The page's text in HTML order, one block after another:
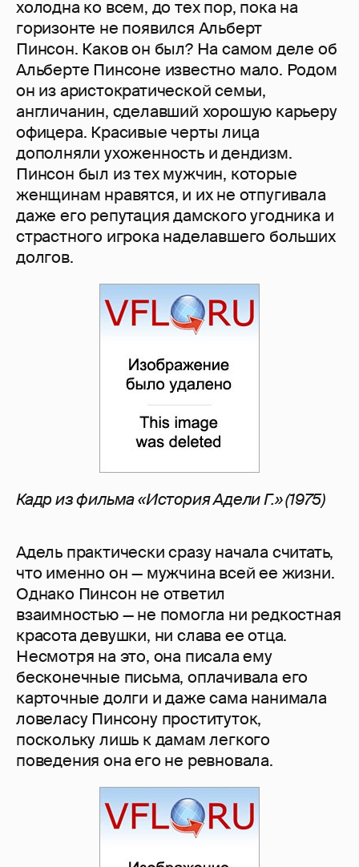
холодна ко всем, до тех пор, пока на
горизонте не появился Альберт
Пинсон. Каков он был? На самом деле об
Альберте Пинсоне известно мало. Родом
он из аристократической семьи,
англичанин, сделавший хорошую карьеру
офицера. Красивые черты лица
дополняли ухоженность и дендизм.
Пинсон был из тех мужчин, которые
женщинам нравятся, и их не отпугивала
даже его репутация дамского угодника и
страстного игрока наделавшего больших
долгов.
Кадр из фильма «История Адели Г.» (1975)
Адель практически сразу начала считать,
что именно он — мужчина всей ее жизни.
Однако Пинсон не ответил
взаимностью — не помогла ни редкостная
красота девушки, ни слава ее отца.
Несмотря на это, она писала ему
бесконечные письма, оплачивала его
карточные долги и даже сама нанимала
ловеласу Пинсону проституток,
поскольку лишь к дамам легкого
поведения она его не ревновала.